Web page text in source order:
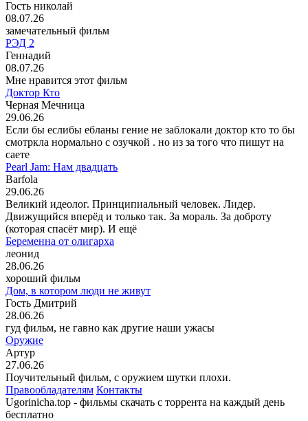
Гость николай
08.07.26
замечательный фильм
РЭД 2
Геннадий
08.07.26
Мне нравится этот фильм
Доктор Кто
Черная Мечница
29.06.26
Если бы еслибы ебланы гение не заблокали доктор кто то бы
смотркла нормально с озучкой . но из за того что пишут на
саете
Pearl Jam: Нам двадцать
Barfola
29.06.26
Великий идеолог. Принципиальный человек. Лидер.
Движущийся вперёд и только так. За мораль. За доброту
(которая спасёт мир). И ещё
Беременна от олигарха
леонид
28.06.26
хороший фильм
Дом, в котором люди не живут
Гость Дмитрий
28.06.26
гуд фильм, не гавно как другие наши ужасы
Оружие
Артур
27.06.26
Поучительный фильм, с оружием шутки плохи.
Правообладателям Контакты
Ugorinicha.top - фильмы скачать с торрента на каждый день
бесплатно